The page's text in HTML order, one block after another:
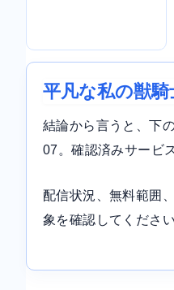
平凡な私の獣
結論から言うと、下
07。確認済みサービ
配信状況、無料範囲
象を確認してください